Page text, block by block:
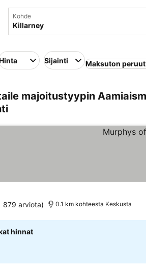
Kohde
Hinta Sijainti Maksuton
majoitustyypin
879 arviota) 0.1 km kohteesta Keskusta
hinnat